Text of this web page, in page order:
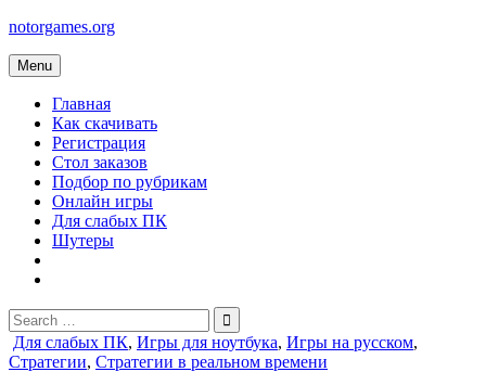
Skip
content
notorgames.org
Menu
Главная
Как скачивать
Регистрация
Стол заказов
Подбор по рубрикам
Онлайн игры
Для слабых ПК
Шутеры
Search
for:
Posted
in
Для слабых ПК, Игры для ноутбука, Игры на русском,
Стратегии, Стратегии в реальном времени